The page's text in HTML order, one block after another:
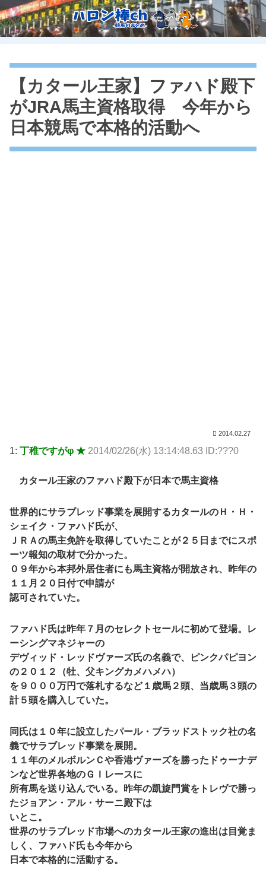
【カタール王家】ファハド殿下
がJRA馬主資格取得 今年から
日本競馬で本格的活動へ
2014.02.27
1: 丁稚ですがφ ★ 2014/02/26(水) 13:14:48.63 ID:???0
カタール王家のファハド殿下が日本で馬主資格
世界的にサラブレッド事業を展開するカタールのＨ・Ｈ・
シェイク・ファハド氏が、
ＪＲＡの馬主免許を取得していたことが２５日までにスポ
ーツ報知の取材で分かった。
０９年から本邦外居住者にも馬主資格が開放され、昨年の
１１月２０日付で申請が
認可されていた。
ファハド氏は昨年７月のセレクトセールに初めて登場。レ
ーシングマネジャーの
デヴィッド・レッドヴァーズ氏の名義で、ピンクパピヨン
の２０１２（牡、父キングカメハメハ）
を９０００万円で落札するなど１歳馬２頭、当歳馬３頭の
計５頭を購入していた。
同氏は１０年に設立したパール・ブラッドストック社の名
義でサラブレッド事業を展開。
１１年のメルボルンＣや香港ヴァーズを勝ったドゥーナデ
ンなど世界各地のＧＩレースに
所有馬を送り込んでいる。昨年の凱旋門賞をトレヴで勝っ
たジョアン・アル・サーニ殿下は
いとこ。
世界のサラブレッド市場へのカタール王家の進出は目覚ま
しく、ファハド氏も今年から
日本で本格的に活動する。